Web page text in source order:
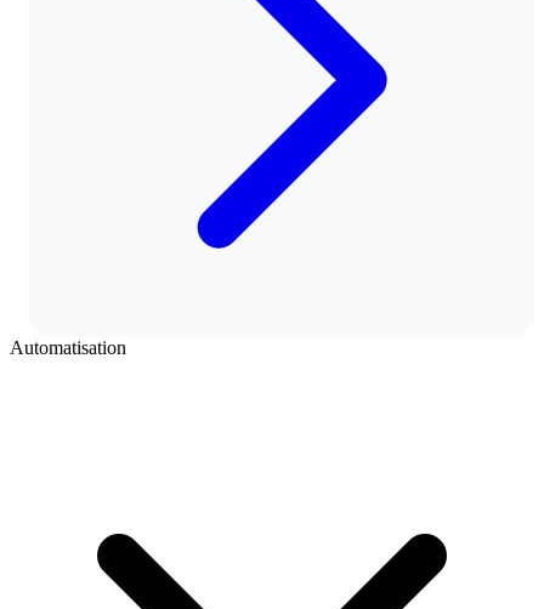
Automatisation